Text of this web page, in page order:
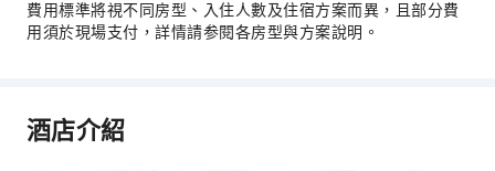
費用標準將視不同房型、入住人數及住宿方案而異，且部分費
用須於現場支付，詳情請参閱各房型與方案說明。
酒店介紹